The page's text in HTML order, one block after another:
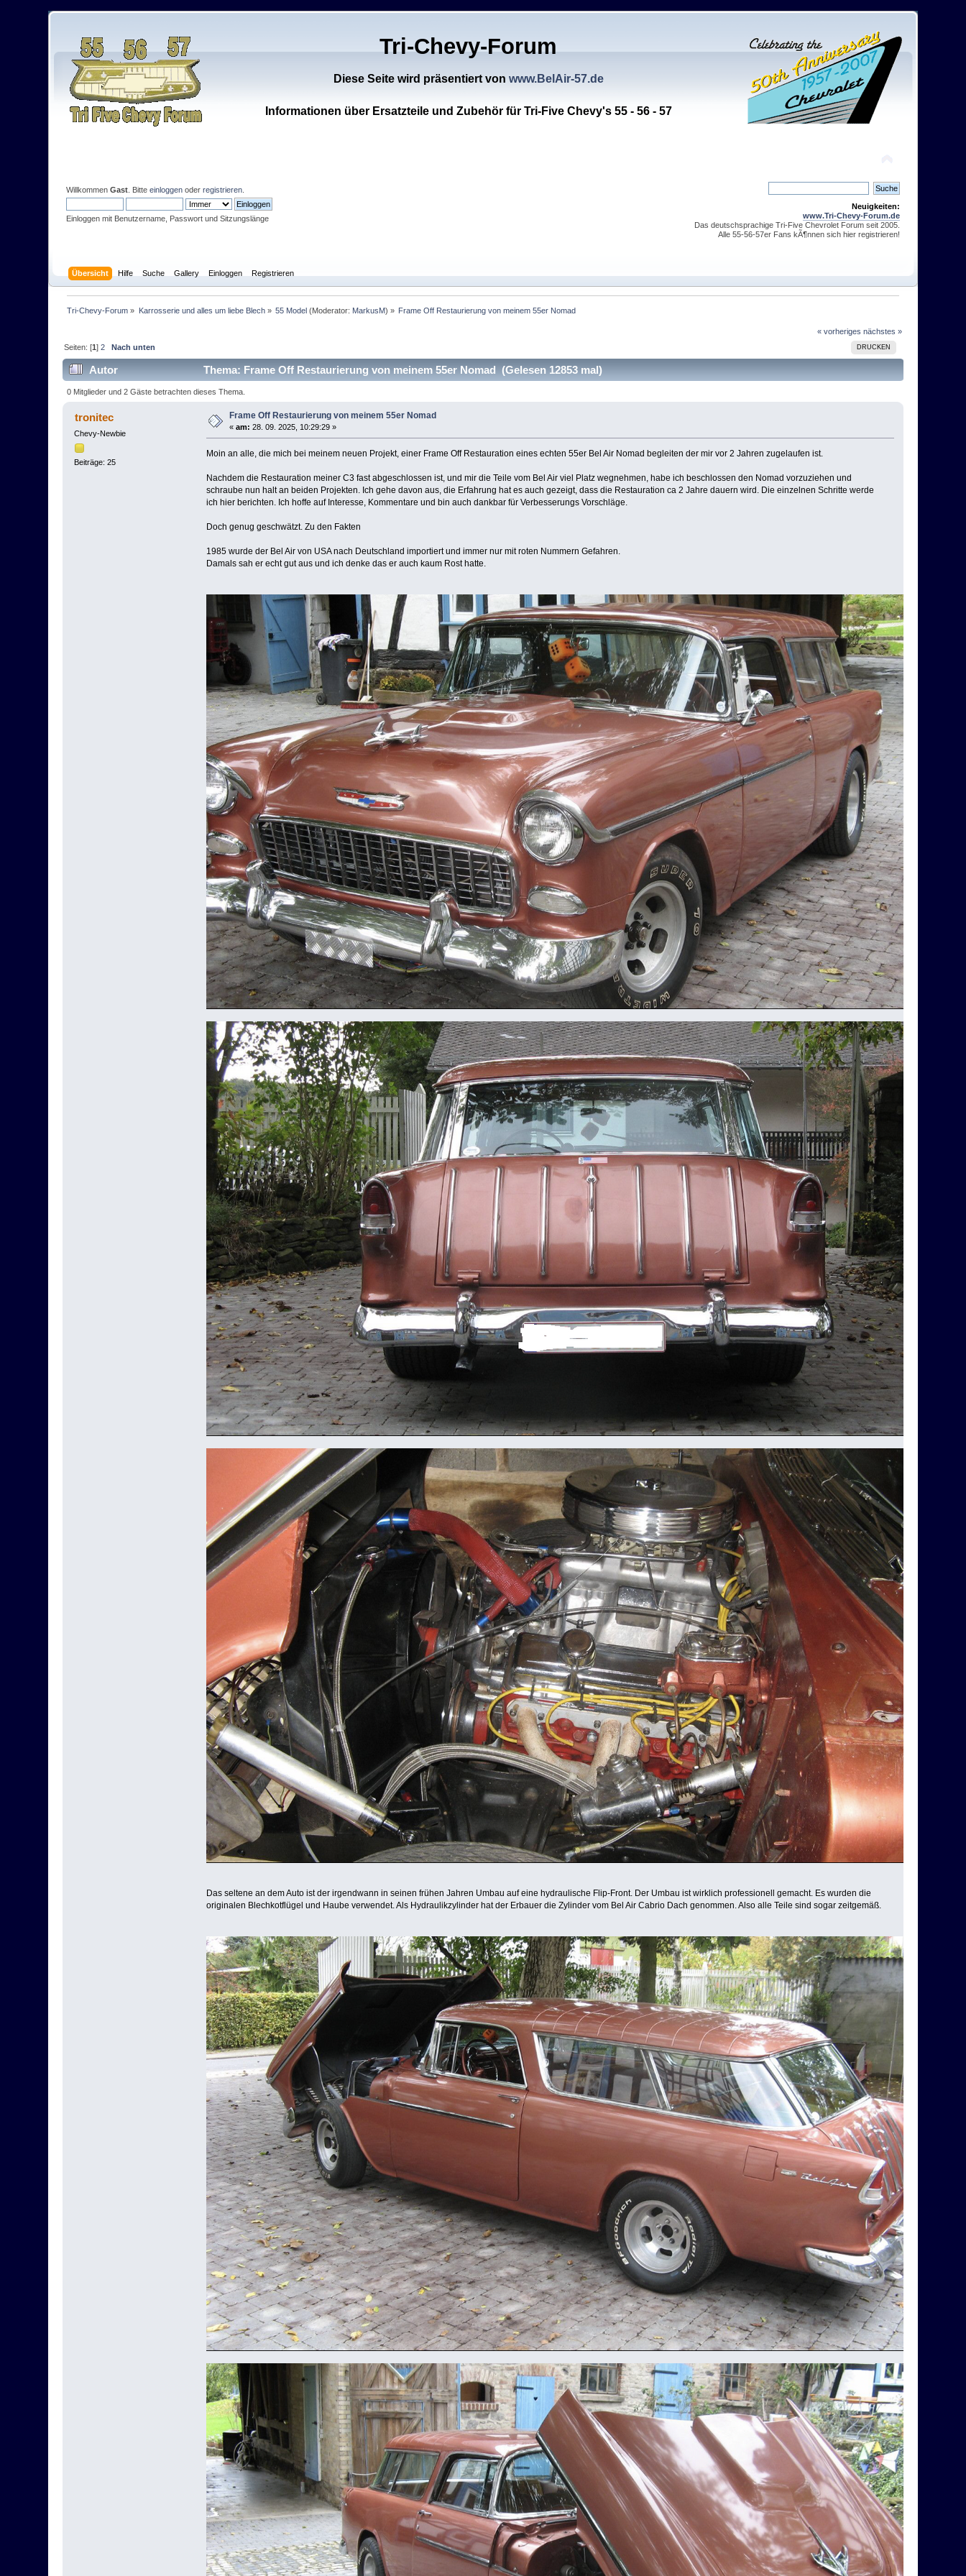
Tri-Chevy-Forum
Diese Seite wird präsentiert von www.BelAir-57.de
Informationen über Ersatzteile und Zubehör für Tri-Five Chevy's 55 - 56 - 57
WillkommenGast . Bitteeinloggen oderregistrieren
Einloggen mit Benutzername, Passwort und Sitzungslänge
Neuigkeiten:
www.Tri-Chevy-Forum.de
Das deutschsprachige Tri-Five Chevrolet Forum seit 2005.
Alle 55-56-57er Fans kÃ¶nnen sich hier registrieren!
Übersicht Hilfe Suche Gallery Einloggen Registrieren
Tri-Chevy-Forum » Karrosserie und alles um liebe Blech» 55 Model (Moderator: MarkusM) » Frame Off Restaurierung von meinem 55er Nomad
« vorheriges nächstes »
DRUCKEN
Seiten: [1]2 Nach unten
Autor Thema: Frame Off Restaurierung von meinem 55er Nomad (Gelesen 12853 mal)
0 Mitglieder und 2 Gäste betrachten dieses Thema.
tronitec
Chevy-Newbie
Beiträge: 25
Frame Off Restaurierung von meinem 55er Nomad
«am: 28. 09. 2025, 10:29:29 »
Moin an alle, die mich bei meinem neuen Projekt, einer Frame Off Restauration eines echten 55er Bel Air Nomad begleiten der mir vor 2 Jahren zugelaufen ist.
Nachdem die Restauration meiner C3 fast abgeschlossen ist, und mir die Teile vom Bel Air viel Platz wegnehmen, habe ich beschlossen den Nomad vorzuziehen und
schraube nun halt an beiden Projekten. Ich gehe davon aus, die Erfahrung hat es auch gezeigt, dass die Restauration ca 2 Jahre dauern wird. Die einzelnen Schritte werde
ich hier berichten. Ich hoffe auf Interesse, Kommentare und bin auch dankbar für Verbesserungs Vorschläge.
Doch genug geschwätzt. Zu den Fakten
1985 wurde der Bel Air von USA nach Deutschland importiert und immer nur mit roten Nummern Gefahren.
Damals sah er echt gut aus und ich denke das er auch kaum Rost hatte.
Das seltene an dem Auto ist der irgendwann in seinen frühen Jahren Umbau auf eine hydraulische Flip-Front. Der Umbau ist wirklich professionell gemacht. Es wurden die
originalen Blechkotflügel und Haube verwendet. Als Hydraulikzylinder hat der Erbauer die Zylinder vom Bel Air Cabrio Dach genommen. Also alle Teile sind sogar zeitgemäß.